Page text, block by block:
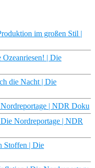
im großen Stil |
| Die
die Nacht | Die
| NDR Doku
Nordreportage | NDR
Stoffen | Die